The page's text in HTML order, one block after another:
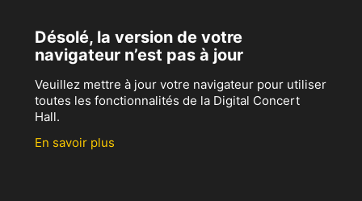
Désolé, la version de votre
navigateur n’est pas à jour
Veuillez mettre à jour votre navigateur pour utiliser
toutes les fonctionnalités de la Digital Concert
Hall.
En savoir plus